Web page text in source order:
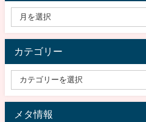
カテゴリー
メタ情報